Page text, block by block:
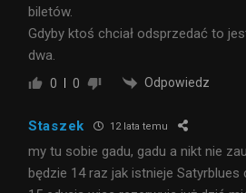
biletów.
Gdyby ktoś chciał odsprzedać to
dwa.
0 0 Odpowiedz
Staszek 12 lata temu
my tu sobie gadu, gadu a nikt nie
będzie 14 raz jak istnieje